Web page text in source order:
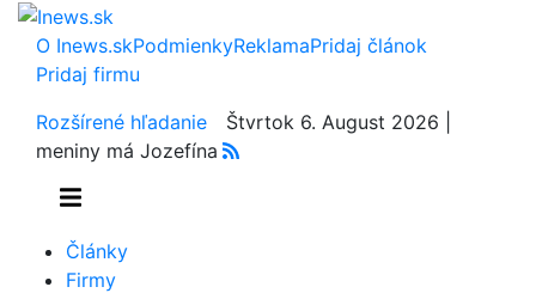
O Inews.skPodmienkyReklamaPridaj článok
Pridaj firmu
Rozšírené hľadanie
Štvrtok 6. August 2026 |
meniny má Jozefína
Články
Firmy